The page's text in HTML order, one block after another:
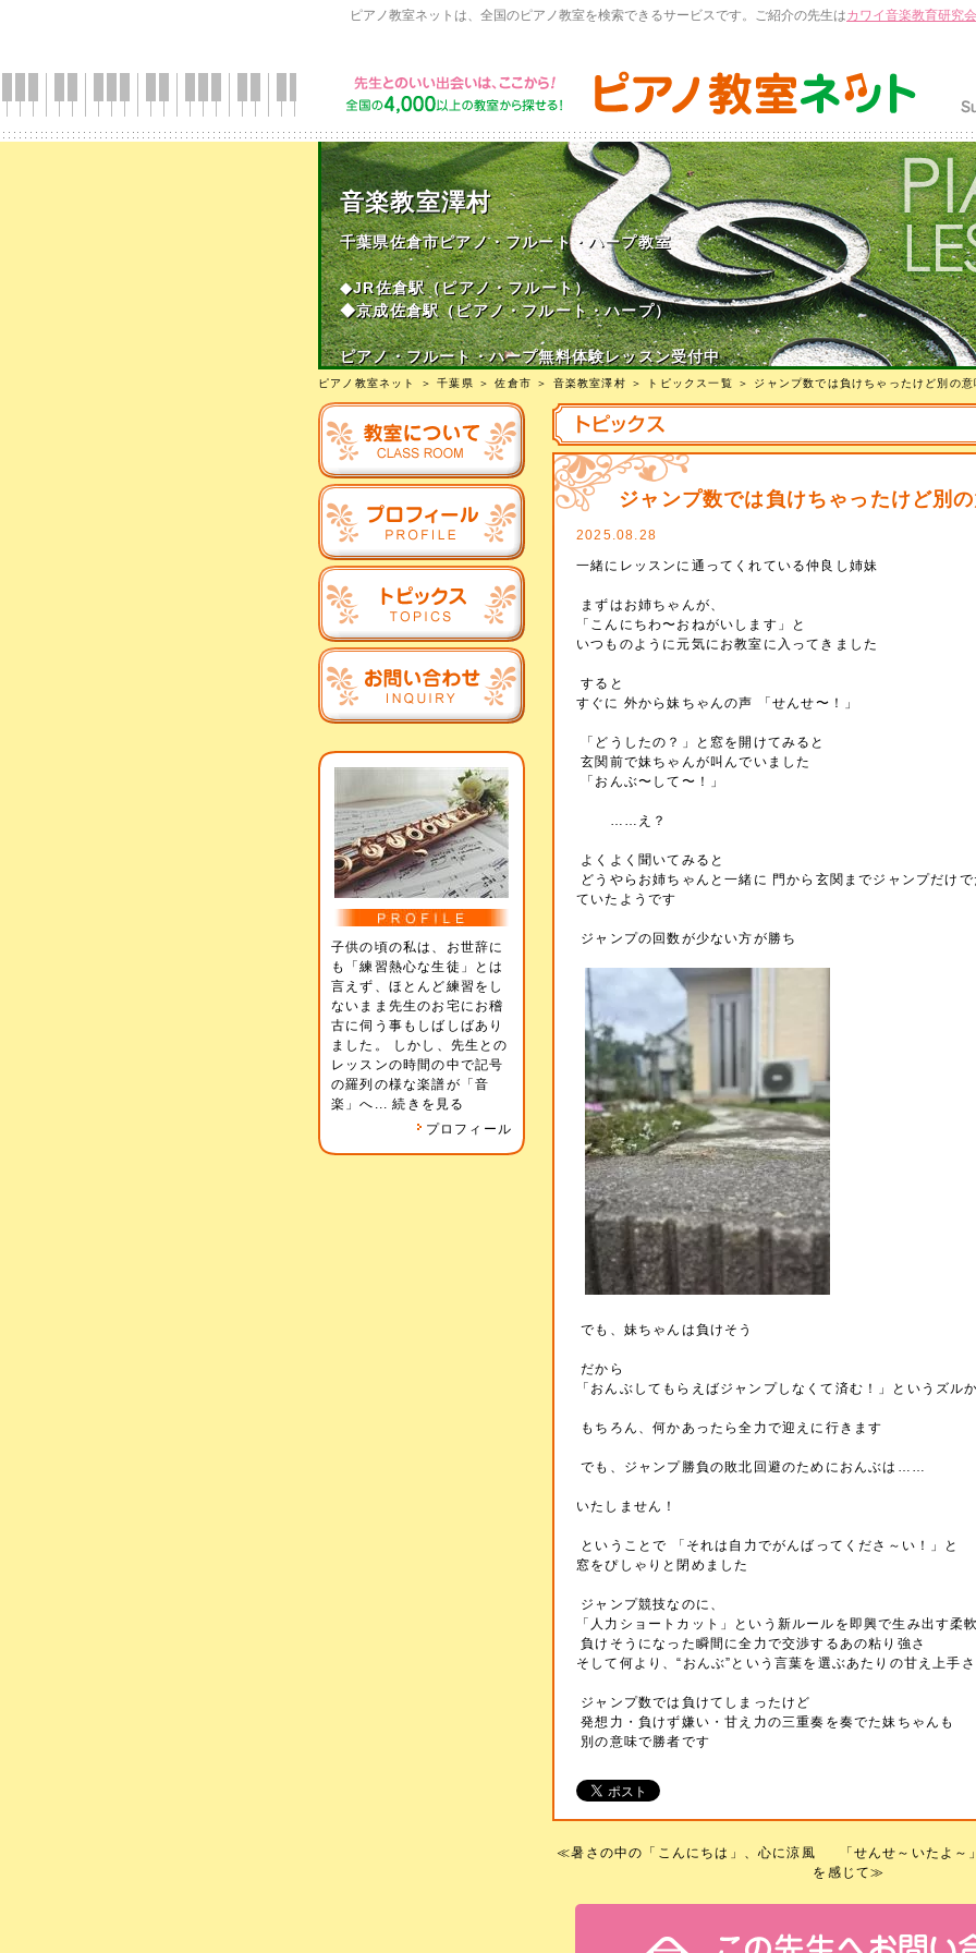
ピアノ教室ネットは、全国のピアノ教室を検索できるサービスです。ご紹介の先生はカワイ音楽教育研究会
音楽教室澤村
千葉県佐倉市ピアノ・フルート・ハープ教室
◆JR佐倉駅（ピアノ・フルート）
◆京成佐倉駅（ピアノ・フルート・ハープ）
ピアノ・フルート・ハープ無料体験レッスン受付中
ピアノ教室ネット ＞千葉県 ＞佐倉市 ＞ 音楽教室澤村 ＞ トピックス一覧 ＞ ジャンプ数では負けちゃったけど別の
子供の頃の私は、お世辞に
も「練習熱心な生徒」とは
言えず、ほとんど練習をし
ないまま先生のお宅にお稽
古に伺う事もしばしばあり
ました。 しかし、先生との
レッスンの時間の中で記号
の羅列の様な楽譜が「音
楽」へ...続きを見る
プロフィール
ジャンプ数では負けちゃったけど別
2025.08.28
一緒にレッスンに通ってくれている仲良し姉妹
まずはお姉ちゃんが、
「こんにちわ〜おねがいします」と
いつものように元気にお教室に入ってきました
すると
すぐに 外から妹ちゃんの声 「せんせ〜！」
「どうしたの？」と窓を開けてみると
玄関前で妹ちゃんが叫んでいました
「おんぶ〜して〜！」
……え？
よくよく聞いてみると
どうやらお姉ちゃんと一緒に 門から玄関までジャンプだけ
ていたようです
ジャンプの回数が少ない方が勝ち
でも、妹ちゃんは負けそう
だから
「おんぶしてもらえばジャンプしなくて済む！」というズル
もちろん、何かあったら全力で迎えに行きます
でも、ジャンプ勝負の敗北回避のためにおんぶは……
いたしません！
ということで 「それは自力でがんばってくださ～い！」と
窓をぴしゃりと閉めました
ジャンプ競技なのに、
「人力ショートカット」という新ルールを即興で生み出す柔
負けそうになった瞬間に全力で交渉するあの粘り強さ
そして何より、“おんぶ”という言葉を選ぶあたりの甘え上手さ
ジャンプ数では負けてしまったけど
発想力・負けず嫌い・甘え力の三重奏を奏でた妹ちゃんも
別の意味で勝者です
≪暑さの中の「こんにちは」、心に涼風
「せんせ～いたよ
を感じて≫